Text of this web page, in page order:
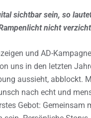
sichtbar sein, so
nicht
und AD-
uns in den letzten
aussieht, abblockt.
nach echt und
Gebot: